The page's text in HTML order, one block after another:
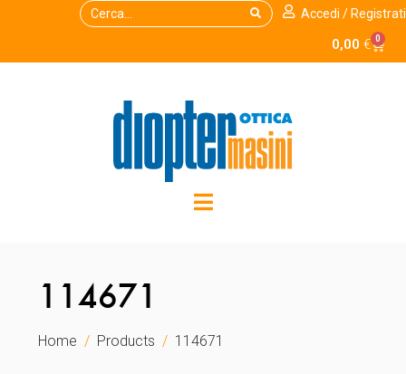
Accedi / Registrati
0,00 € 0
114671
Home Products 114671